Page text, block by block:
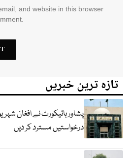
and website in this browser
تازہ ترین خبریں
پشاور ہائیکورٹ نے افغان
درخواستیں مسترد کر دیں